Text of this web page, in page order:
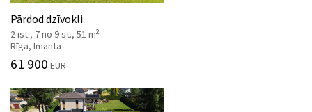
Pārdod dzīvokli
2 ist., 7 no 9 st., 51 m2
Rīga, Imanta
61 900 EUR